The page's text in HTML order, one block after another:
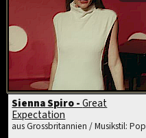
Sienna Spiro -Great
Expectation
aus Grossbritannien / Musikstil: Pop